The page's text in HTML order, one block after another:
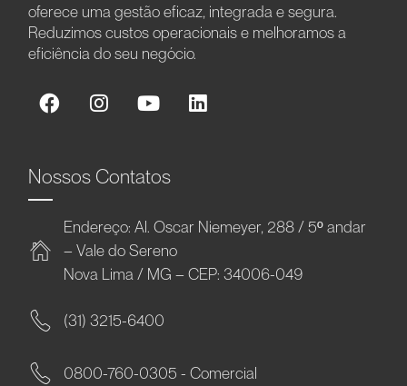
oferece uma gestão eficaz, integrada e segura.
Reduzimos custos operacionais e melhoramos a
eficiência do seu negócio.
Nossos Contatos
Endereço: Al. Oscar Niemeyer, 288 / 5º andar
– Vale do Sereno
Nova Lima / MG – CEP: 34006-049
(31) 3215-6400
0800-760-0305 - Comercial